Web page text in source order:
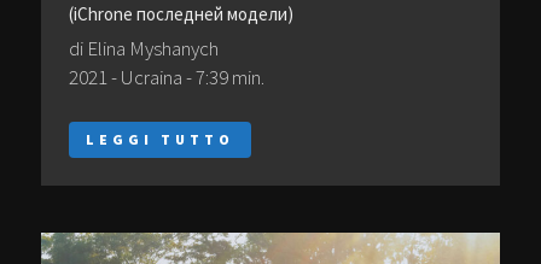
(iChrone последней модели)
di Elina Myshanych
2021 - Ucraina - 7:39 min.
LEGGI TUTTO